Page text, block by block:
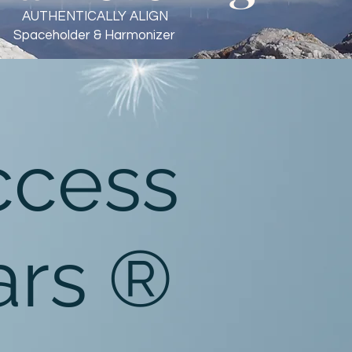
AUTHENTICALLY ALIGN
Spaceholder & Harmonizer
®